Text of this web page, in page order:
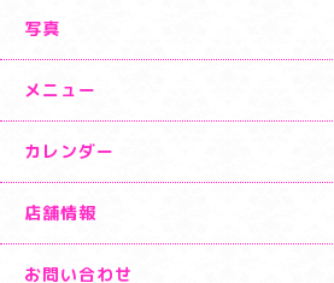
写真
メニュー
カレンダー
店舗情報
お問い合わせ